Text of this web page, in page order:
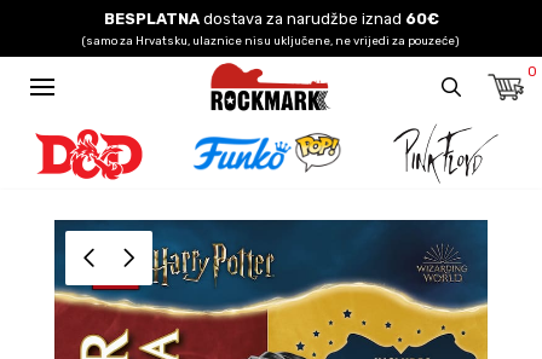
BESPLATNAdostava za narudžbe iznad 60€
(samo za Hrvatsku, ulaznice nisu uključene, ne vrijedi za pouzeće)
0